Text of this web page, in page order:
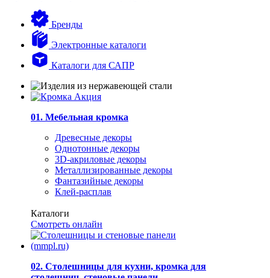
Бренды
Электронные каталоги
Каталоги для САПР
01. Мебельная кромка
Древесные декоры
Однотонные декоры
3D-акриловые декоры
Металлизированные декоры
Фантазийные декоры
Клей-расплав
Каталоги
Смотреть онлайн
02. Столешницы для кухни, кромка для